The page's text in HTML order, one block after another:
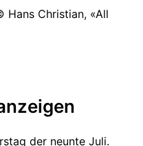
Hans Christian, «All
der neunte Juli.